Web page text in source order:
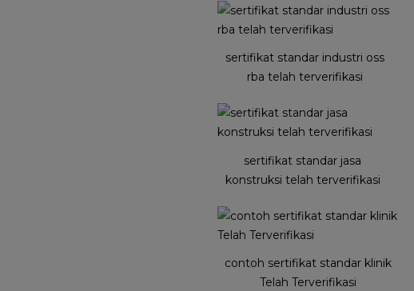
sertifikat standar industri oss
rba telah terverifikasi
sertifikat standar jasa
konstruksi telah terverifikasi
contoh sertifikat standar klinik
Telah Terverifikasi